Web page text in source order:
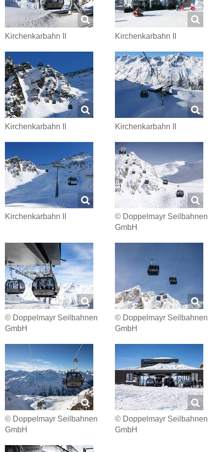
Kirchenkarbahn II Kirchenkarbahn II
Kirchenkarbahn II Kirchenkarbahn II
Kirchenkarbahn II
© Doppelmayr Seilbahnen
GmbH
© Doppelmayr Seilbahnen
GmbH
© Doppelmayr Seilbahnen
GmbH
© Doppelmayr Seilbahnen
GmbH
© Doppelmayr Seilbahnen
GmbH